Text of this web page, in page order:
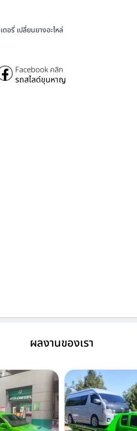
อรี่ เปลี่ยนยางอะไหล่
Facebook คลิก
รถสไลด์ขุนหาญ
ผลงานของเรา